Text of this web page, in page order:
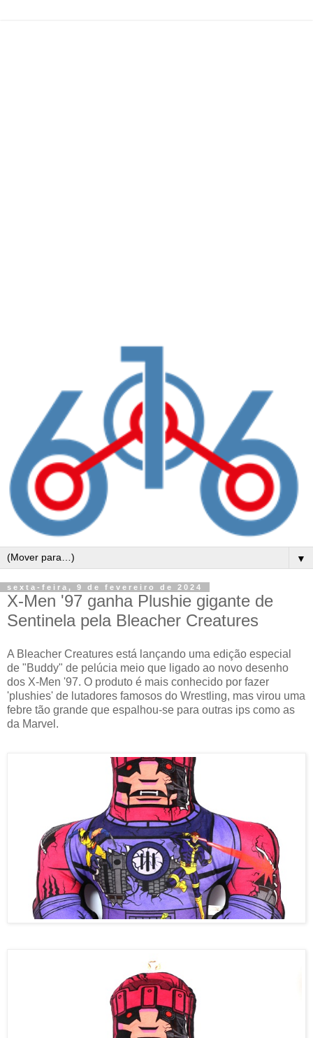
▼
sexta-feira, 9 de fevereiro de 2024
X-Men '97 ganha Plushie gigante de
Sentinela pela Bleacher Creatures
A Bleacher Creatures está lançando uma edição especial
de "Buddy" de pelúcia meio que ligado ao novo desenho
dos X-Men '97. O produto é mais conhecido por fazer
'plushies' de lutadores famosos do Wrestling, mas virou uma
febre tão grande que espalhou-se para outras ips como as
da Marvel.